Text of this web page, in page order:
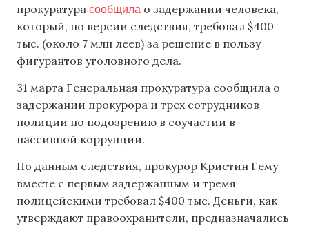
прокуратура сообщила о задержании человека,
который, по версии следствия, требовал $400
тыс. (около 7 млн леев) за решение в пользу
фигурантов уголовного дела.
31 марта Генеральная прокуратура сообщила о
задержании прокурора и трех сотрудников
полиции по подозрению в соучастии в
пассивной коррупции.
По данным следствия, прокурор Кристин Гему
вместе с первым задержанным и тремя
полицейскими требовал $400 тыс. Деньги, как
утверждают правоохранители, предназначались